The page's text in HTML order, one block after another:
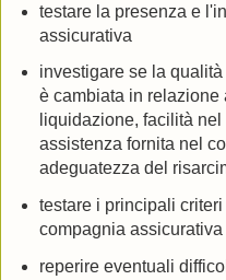
testare la presenza e
assicurativa
investigare se la
è cambiata in relazione
liquidazione, facilità
assistenza fornita nel
adeguatezza del
testare i principali
compagnia
reperire eventuali